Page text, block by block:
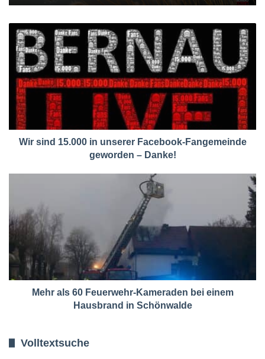
Wir sind 15.000 in unserer Facebook-Fangemeinde
geworden – Danke!
Mehr als 60 Feuerwehr-Kameraden bei einem
Hausbrand in Schönwalde
Volltextsuche